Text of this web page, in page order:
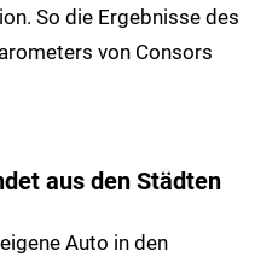
So die Ergebnisse des
von Consors
aus den Städten
Auto in den